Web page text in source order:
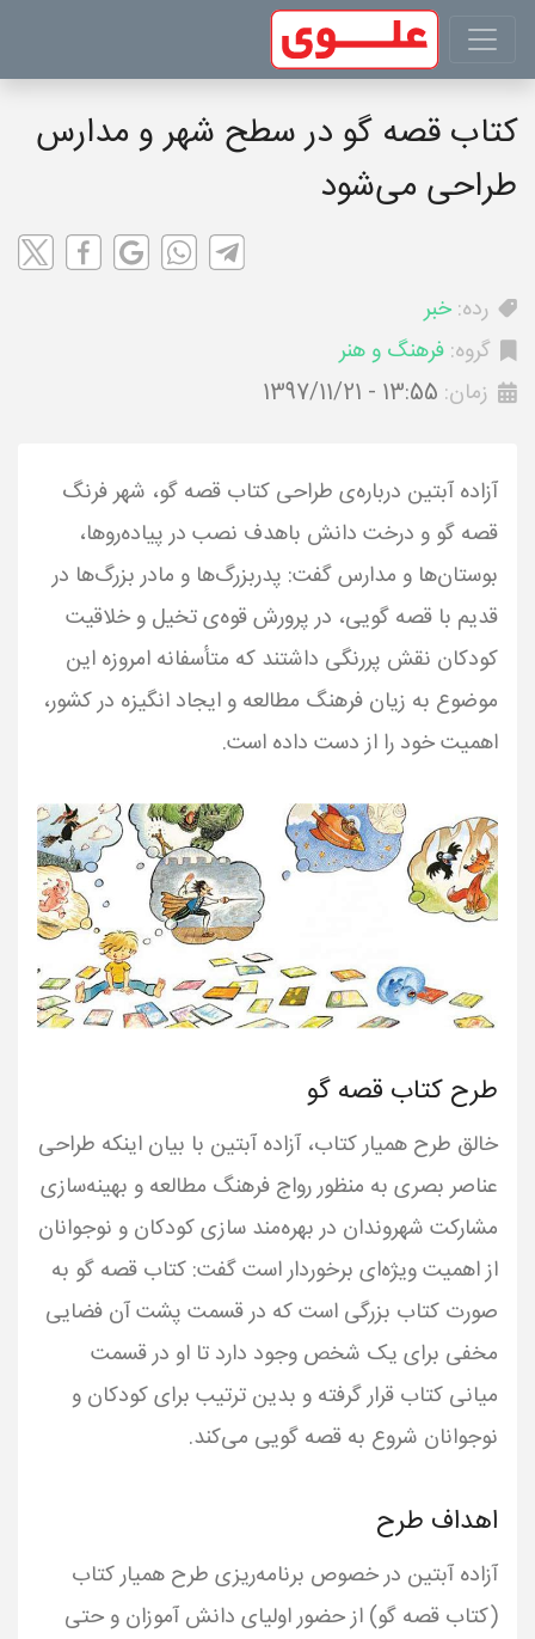
کتاب قصه گو در سطح شهر و مدارس
طراحی می‌شود
رده: خبر
گروه: فرهنگ و هنر
زمان: 1397/11/21 - 13:55
آزاده آبتین درباره‌ی طراحی کتاب قصه گو، شهر فرنگ
قصه گو و درخت دانش باهدف نصب در پیاده‌روها،
بوستان‌ها و مدارس گفت: پدربزرگ‌ها و مادر بزرگ‌ها در
قدیم با قصه گویی، در پرورش قوه‌ی تخیل و خلاقیت
کودکان نقش پررنگی داشتند که متأسفانه امروزه این
موضوع به زیان فرهنگ مطالعه و ایجاد انگیزه در کشور،
اهمیت خود را از دست داده است.
طرح کتاب قصه گو
خالق طرح همیار کتاب، آزاده آبتین با بیان اینکه طراحی
عناصر بصری به منظور رواج فرهنگ مطالعه و بهینه‌سازی
مشارکت شهروندان در بهره‌مند سازی کودکان و نوجوانان
از اهمیت ویژه‌ای برخوردار است گفت: کتاب قصه گو به
صورت کتاب بزرگی است که در قسمت پشت آن فضایی
مخفی برای یک شخص وجود دارد تا او در قسمت
میانی کتاب قرار گرفته و بدین ترتیب برای کودکان و
نوجوانان شروع به قصه گویی می‌کند.
اهداف طرح
آزاده آبتین در خصوص برنامه‌ریزی طرح همیار کتاب
(کتاب قصه گو) از حضور اولیای دانش آموزان و حتی